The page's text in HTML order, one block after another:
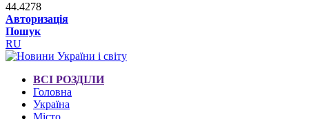
44.4278
Авторизація
Пошук
RU
ВСІ РОЗДІЛИ
Головна
Україна
Місто